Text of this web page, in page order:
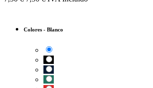
Colores - Blanco